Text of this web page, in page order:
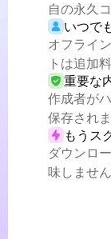
自の永久
いつで
オフライ
トは追加
重要な
作成者が
保存されま
もうス
ダウンロ
味しません